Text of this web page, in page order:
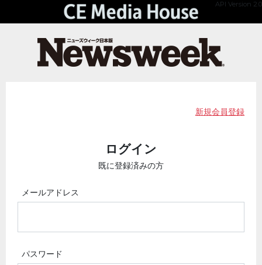
API Version 2.0
新規会員登録
ログイン
既に登録済みの方
メールアドレス
パスワード